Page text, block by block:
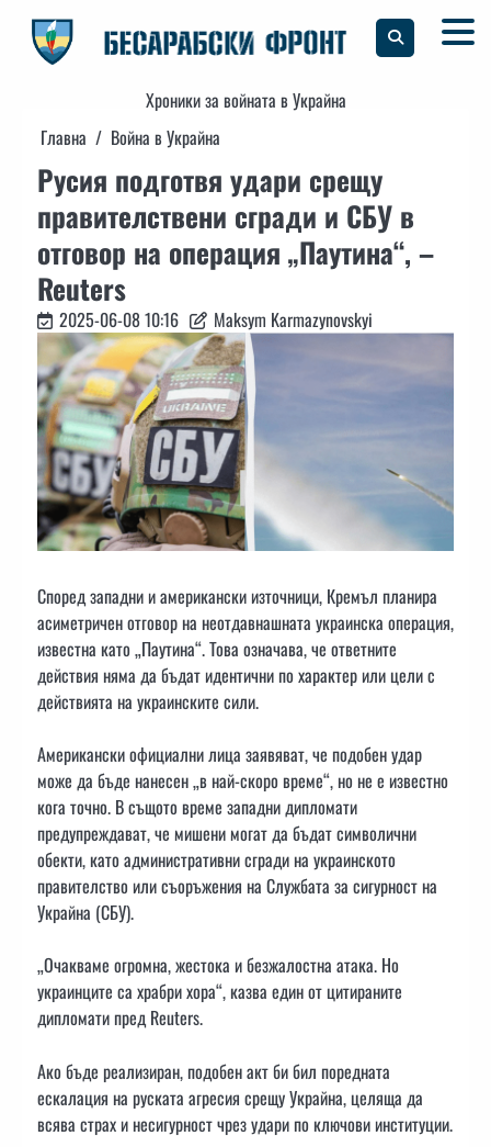
content
Хроники за войната в Украйна
Главна
Война в Украйна
Русия подготвя удари срещу
правителствени сгради и СБУ в
отговор на операция „Паутина“, –
Reuters
2025-06-08 10:16 Maksym Karmazynovskyi
Според западни и американски източници, Кремъл планира
асиметричен отговор на неотдавнашната украинска операция,
известна като „Паутина“. Това означава, че ответните
действия няма да бъдат идентични по характер или цели с
действията на украинските сили.
Американски официални лица заявяват, че подобен удар
може да бъде нанесен „в най-скоро време“, но не е известно
кога точно. В същото време западни дипломати
предупреждават, че мишени могат да бъдат символични
обекти, като административни сгради на украинското
правителство или съоръжения на Службата за сигурност на
Украйна (СБУ).
„Очакваме огромна, жестока и безжалостна атака. Но
украинците са храбри хора“, казва един от цитираните
дипломати пред Reuters.
Ако бъде реализиран, подобен акт би бил поредната
ескалация на руската агресия срещу Украйна, целяща да
всява страх и несигурност чрез удари по ключови институции.